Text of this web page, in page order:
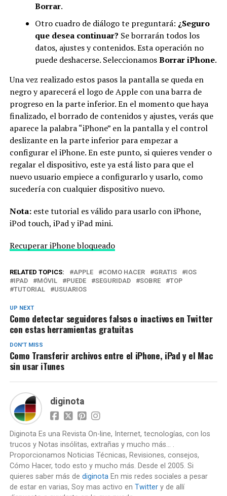
Borrar.
Otro cuadro de diálogo te preguntará: ¿Seguro
que desea continuar? Se borrarán todos los
datos, ajustes y contenidos. Esta operación no
puede deshacerse. SeleccionamosBorrar iPhone.
Una vez realizado estos pasos la pantalla se queda en
negro y aparecerá el logo de Apple con una barra de
progreso en la parte inferior. En el momento que haya
finalizado, el borrado de contenidos y ajustes, verás que
aparece la palabra “iPhone” en la pantalla y el control
deslizante en la parte inferior para empezar a
configurar el iPhone. En este punto, si quieres vender o
regalar el dispositivo, este ya está listo para que el
nuevo usuario empiece a configurarlo y usarlo, como
sucedería con cualquier dispositivo nuevo.
Nota:este tutorial es válido para usarlo con iPhone,
iPod touch, iPad y iPad mini.
Recuperar iPhone bloqueado
RELATED TOPICS: APPLE COMO HACER GRATIS
IOS
IPAD
MÓVIL PUEDE SEGURIDAD SOBRE
TOP
TUTORIAL
USUARIOS
UP NEXT
Como detectar seguidores falsos o inactivos en Twitter
con estas herramientas gratuitas
DON'T MISS
Como Transferir archivos entre el iPhone, iPad y el Mac
sin usar iTunes
diginota
Diginota Es una Revista On-line, Internet, tecnologías, con los
trucos y Notas insólitas, extrañas y mucho más... .
Proporcionamos Noticias Técnicas, Revisiones, consejos,
Cómo Hacer, todo esto y mucho más. Desde el 2005. Si
quieres saber más de diginotaEn mis redes sociales a pesar
de estar en varias, Soy mas activo en Twittery de allí